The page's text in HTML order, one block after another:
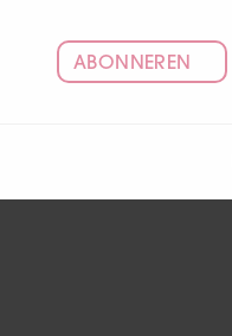
ABONNEREN